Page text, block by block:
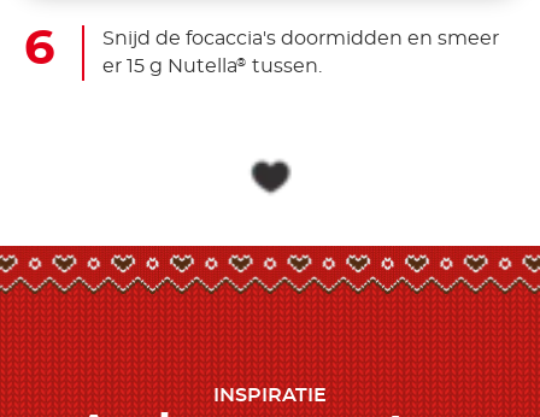
Snijd de focaccia's doormidden en smeer
er 15 g Nutella® tussen.
INSPIRATIE